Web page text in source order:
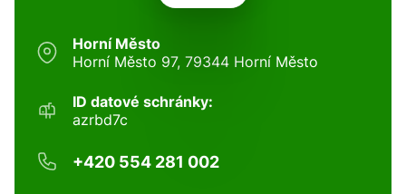
Horní Město
Horní Město 97, 79344 Horní Město
ID datové schránky:
azrbd7c
+420 554 281 002